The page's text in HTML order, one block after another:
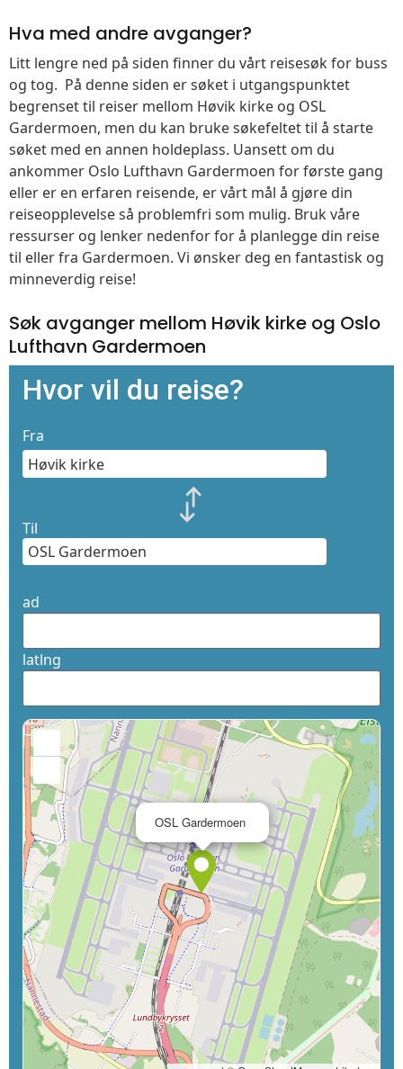
Hva med andre avganger?
Litt lengre ned på siden finner du vårt reisesøk for buss
og tog. På denne siden er søket i utgangspunktet
begrenset til reiser mellom Høvik kirke og OSL
Gardermoen, men du kan bruke søkefeltet til å starte
søket med en annen holdeplass. Uansett om du
ankommer Oslo Lufthavn Gardermoen for første gang
eller er en erfaren reisende, er vårt mål å gjøre din
reiseopplevelse så problemfri som mulig. Bruk våre
ressurser og lenker nedenfor for å planlegge din reise
til eller fra Gardermoen. Vi ønsker deg en fantastisk og
minneverdig reise!
Søk avganger mellom Høvik kirke og Oslo
Lufthavn Gardermoen
Hvor vil du reise?
Fra
Til
ad
latlng
OSL Gardermoen